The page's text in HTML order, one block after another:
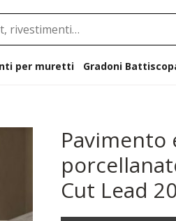
per muretti
Cut Lead